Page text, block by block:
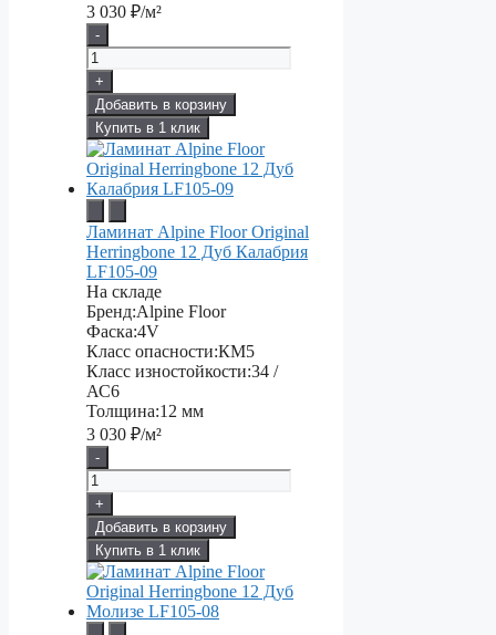
3 030 ₽/м²
-
+
Добавить в корзину
Купить в 1 клик
Ламинат Alpine Floor Original
Herringbone 12 Дуб Калабрия
LF105-09
На складе
Бренд:Alpine Floor
Фаска:4V
Класс опасности:КМ5
Класс изностойкости:34 /
АС6
Толщина:12 мм
3 030 ₽/м²
-
+
Добавить в корзину
Купить в 1 клик